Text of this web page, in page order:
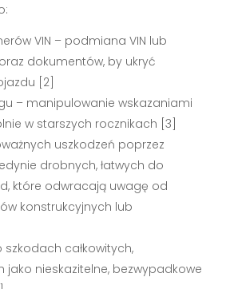
VIN – podmiana VIN lub
dokumentów, by ukryć
[2]
– manipulowanie wskazaniami
w starszych rocznikach [3]
uszkodzeń poprzez
drobnych, łatwych do
które odwracają uwagę od
konstrukcyjnych lub
całkowitych,
jako nieskazitelne, bezwypadkowe